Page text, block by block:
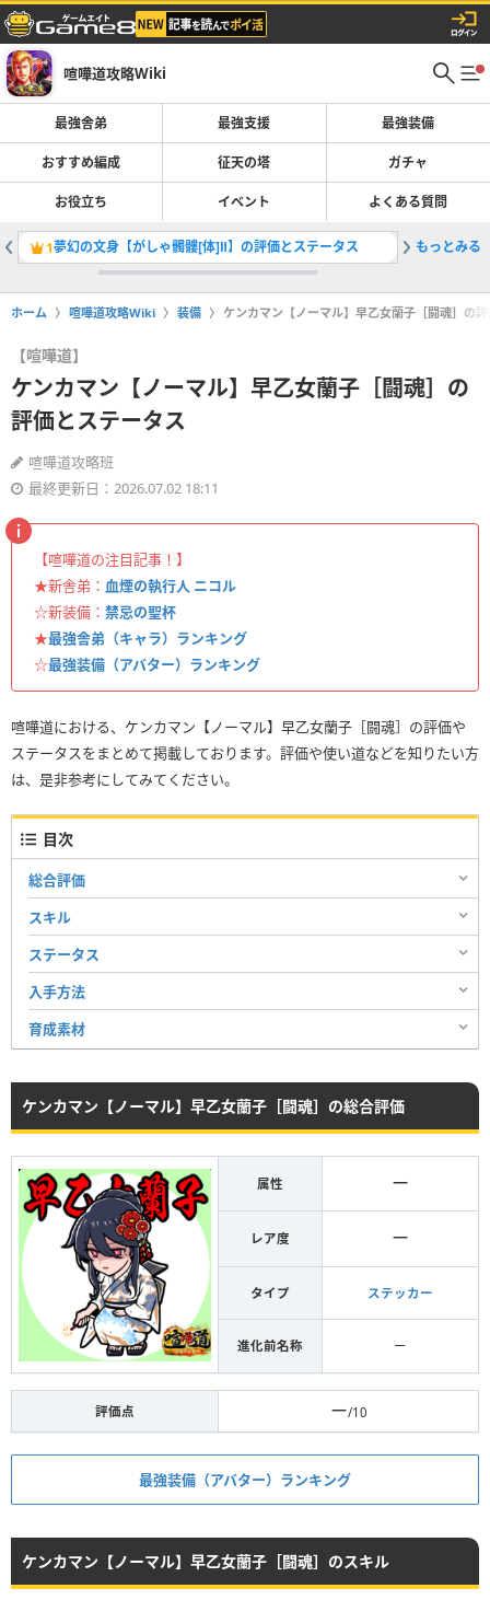
喧嘩道攻略Wiki
最強舎弟 最強支援 最強装備
おすすめ編成 征天の塔 ガチャ
お役立ち イベント よくある質問
1夢幻の文身【がしゃ髑髏[体]Ⅱ】の評価とステータス 2夢幻の
もっとみる
ホーム 喧嘩道攻略Wiki 装備 ケンカマン【ノーマル】早乙女蘭子［闘魂］の
【喧嘩道】
ケンカマン【ノーマル】早乙女蘭子［闘魂］の
評価とステータス
喧嘩道攻略班
最終更新日：2026.07.02 18:11
【喧嘩道の注目記事！】
★新舎弟： 血煙の執行人 ニコル
☆新装備： 禁忌の聖杯
★最強舎弟（キャラ）ランキング
☆最強装備（アバター）ランキング
喧嘩道における、ケンカマン【ノーマル】早乙女蘭子［闘魂］の評価や
ステータスをまとめて掲載しております。評価や使い道などを知りたい方
は、是非参考にしてみてください。
目次
総合評価
スキル
ステータス
入手方法
育成素材
ケンカマン【ノーマル】早乙女蘭子［闘魂］の総合評価
属性 ー
レア度 ー
タイプ ステッカー
進化前名称 ー
評価点 ー/10
最強装備（アバター）ランキング
ケンカマン【ノーマル】早乙女蘭子［闘魂］のスキル